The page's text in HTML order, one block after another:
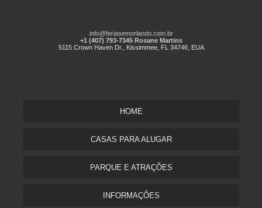
info@feriasemorlando.com.br
+1 (407) 793-7345 Rosane Martins
5115 Crown Haven Dr., Kissimmee, FL 34746, EUA
HOME
CASAS PARA ALUGAR
PARQUE E ATRAÇÕES
INFORMAÇÕES